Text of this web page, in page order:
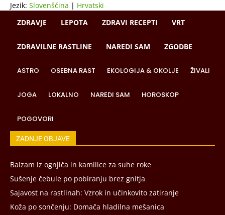
Jezik: Slovenščina | Hrvatski
ZDRAVJE
LEPOTA ZDRAVI RECEPTI VRT
ZDRAVILNE RASTLINE NAREDI SAM ZGODBE
ASTRO OSEBNA RAST EKOLOGIJA & OKOLJE ŽIVALI
JOGA LOKALNO NAREDI SAM HOROSKOP
POGOVORI
ZADNJE OBJAVE
Balzam iz ognjiča in kamilice za suhe roke
Sušenje čebule po pobiranju brez gnitja
Sajavost na rastlinah: Vzrok in učinkovito zatiranje
Koža po sončenju: Domača hladilna mešanica